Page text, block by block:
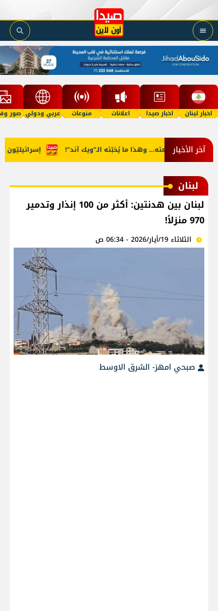
اخبار لبنان اخبار صيدا اعلانات منوعات عربي ودولي صور
آخر الأخبار إسرائيليّون الى طبيعته... وهذا ما يُخبّئه الـ"ويك آند"!
لبنان
لبنان بين هدنتين: أكثر من 100 إنذار وتدمير
970 منزلاً!
الثلاثاء 19/أيار/2026 - 06:34 ص
صبحي امهز- الشرق الاوسط